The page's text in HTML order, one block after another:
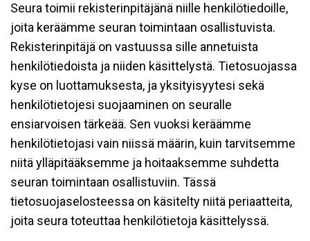
Seura toimii rekisterinpitäjänä niille henkilötiedoille,
joita keräämme seuran toimintaan osallistuvista.
Rekisterinpitäjä on vastuussa sille annetuista
henkilötiedoista ja niiden käsittelystä. Tietosuojassa
kyse on luottamuksesta, ja yksityisyytesi sekä
henkilötietojesi suojaaminen on seuralle
ensiarvoisen tärkeää. Sen vuoksi keräämme
henkilötietojasi vain niissä määrin, kuin tarvitsemme
niitä ylläpitääksemme ja hoitaaksemme suhdetta
seuran toimintaan osallistuviin. Tässä
tietosuojaselosteessa on käsitelty niitä periaatteita,
joita seura toteuttaa henkilötietoja käsittelyssä.